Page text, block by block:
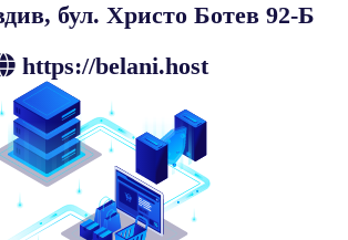
бул. Христо Ботев 92-Б
https://belani.host